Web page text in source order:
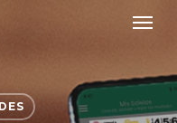
Menu